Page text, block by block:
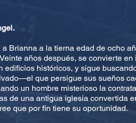
Brianna a la tierna edad de ocho
años después, se convierte en
edificios históricos, y sigue
que persigue sus sueños
un hombre misterioso la
de una antigua iglesia convertida
que por fin tiene su oportunidad.